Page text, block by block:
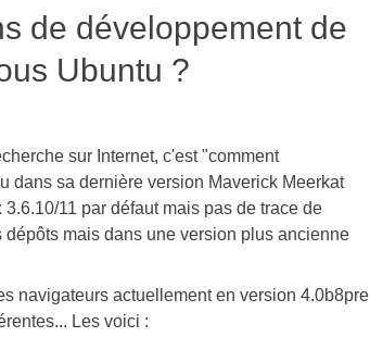
de développement de
Ubuntu ?
sur Internet, c'est "comment
dans sa dernière version Maverick Meerkat
11 par défaut mais pas de trace de
mais dans une version plus ancienne
navigateurs actuellement en version 4.0b8pre
Les voici :